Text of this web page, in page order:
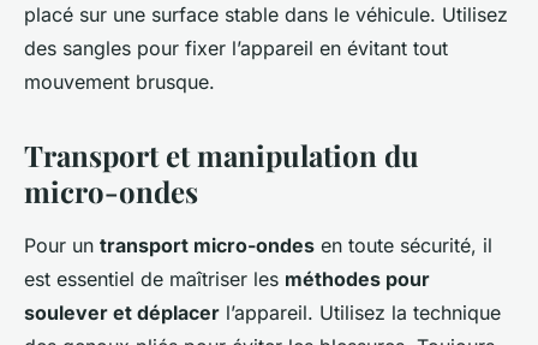
placé sur une surface stable dans le véhicule. Utilisez
des sangles pour fixer l’appareil en évitant tout
mouvement brusque.
Transport et manipulation du
micro-ondes
Pour un transport micro-ondes en toute sécurité, il
est essentiel de maîtriser les méthodes pour
soulever et déplacer l’appareil. Utilisez la technique